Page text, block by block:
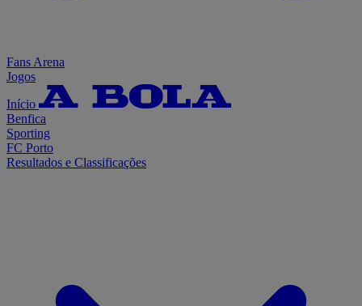
Fans Arena
Jogos
Início
Benfica
Sporting
FC Porto
Resultados e Classificações